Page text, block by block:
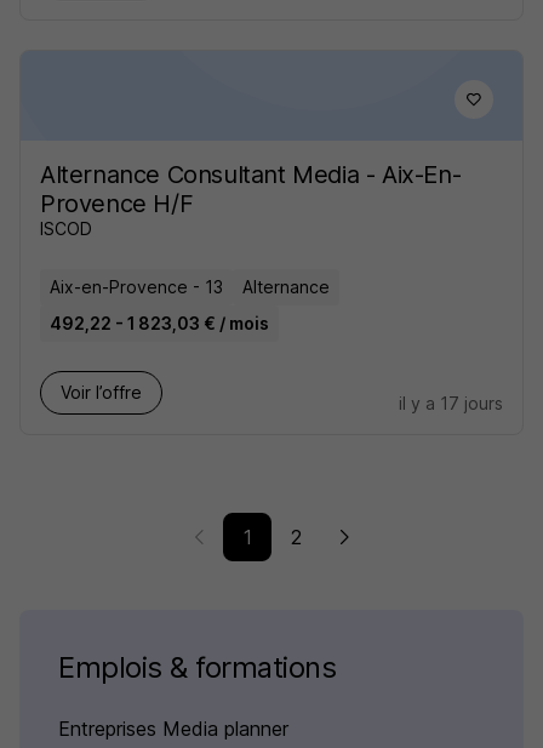
Alternance Consultant Media - Aix-En-
Provence H/F
ISCOD
Aix-en-Provence - 13
Alternance
492,22 - 1 823,03 € / mois
Voir l’offre
il y a 17 jours
1 2
Emplois & formations
Entreprises Media planner